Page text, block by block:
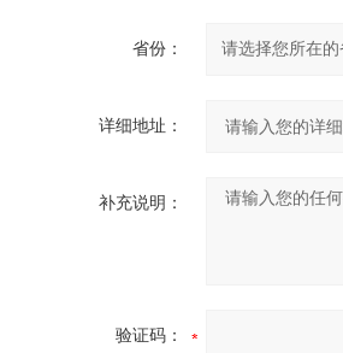
省份：
详细地址：
补充说明：
验证码：